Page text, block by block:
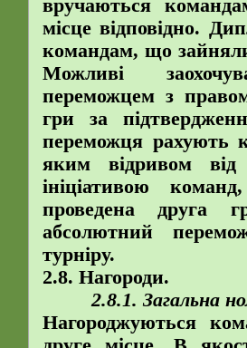
вручаються
місце відповідно.
командам, що
Можливі
переможцем з
гри за
переможця рахують
яким відривом
ініціативою
проведена друга
абсолютний
турніру.
2.8. Нагороди.
2.8.1. Загальна
Нагороджуються